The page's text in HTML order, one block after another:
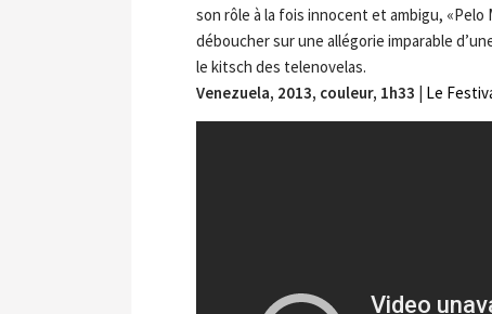
son rôle à la fois innocent et ambigu, «Pelo
déboucher sur une allégorie imparable
le kitsch des telenovelas.
Venezuela, 2013, couleur, 1h33 | Le